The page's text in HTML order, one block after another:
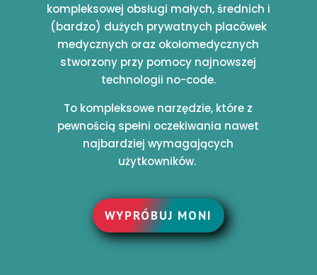
kompleksowej obsługi małych, średnich i
(bardzo) dużych prywatnych placówek
medycznych oraz okołomedycznych
stworzony przy pomocy najnowszej
technologii no-code.
To kompleksowe narzędzie, które z
pewnością spełni oczekiwania nawet
najbardziej wymagających
użytkowników.
WYPRÓBUJ MONI